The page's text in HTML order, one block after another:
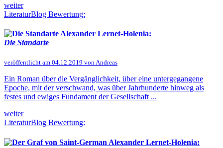
weiter
LiteraturBlog Bewertung:
Alexander Lernet-Holenia:
Die Standarte
veröffentlicht am 04.12.2019 von Andreas
Ein Roman über die Vergänglichkeit, über eine untergegangene
Epoche, mit der verschwand, was über Jahrhunderte hinweg als
festes und ewiges Fundament der Gesellschaft ...
weiter
LiteraturBlog Bewertung:
Alexander Lernet-Holenia: